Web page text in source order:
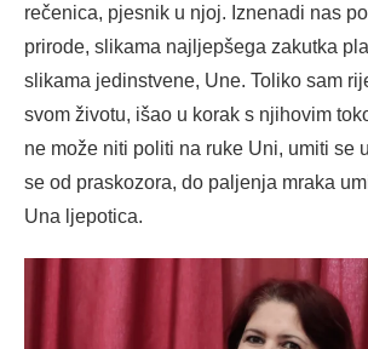
rečenica, pjesnik u njoj. Iznenadi nas
prirode, slikama najljepšega zakutka
slikama jedinstvene, Une. Toliko sam
svom životu, išao u korak s njihovim
ne može niti politi na ruke Uni, umiti se
se od praskozora, do paljenja mraka
Una ljepotica.